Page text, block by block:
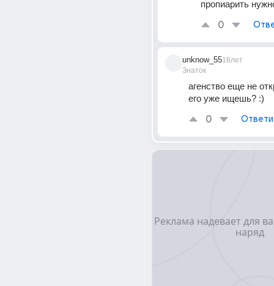
пропиарить
0
unknow_55
Знаток
16лет
агенство еще не
его уже ищешь? :)
0